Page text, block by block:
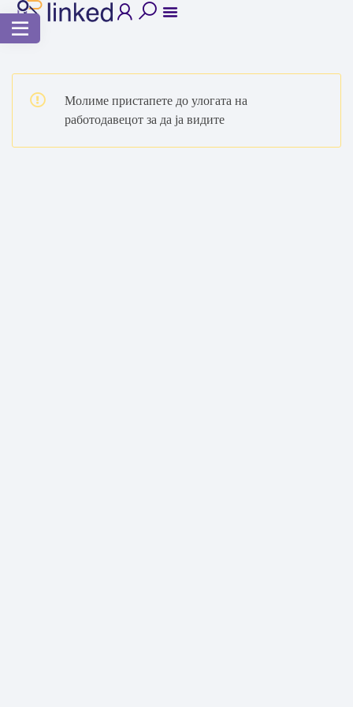
Молиме пристапете до улогата на
работодавецот за да ја видите